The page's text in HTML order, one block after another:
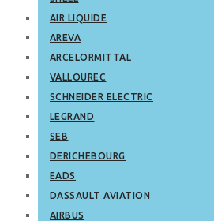
AIR LIQUIDE
AREVA
ARCELORMITTAL
VALLOUREC
SCHNEIDER ELECTRIC
LEGRAND
SEB
DERICHEBOURG
EADS
DASSAULT AVIATION
AIRBUS